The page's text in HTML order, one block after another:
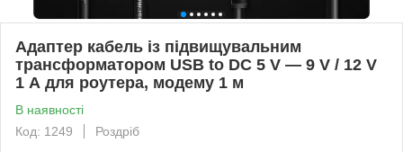
Адаптер кабель із підвищувальним
трансформатором USB to DC 5 V — 9 V / 12 V
1 А для роутера, модему 1 м
В наявності
Код: 1249
Роздріб